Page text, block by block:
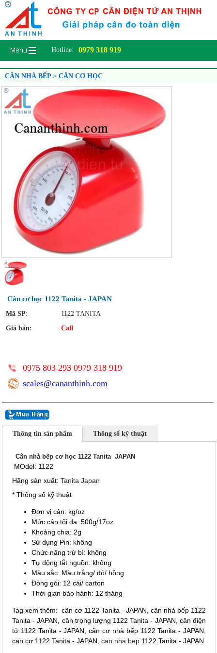
Hotline: 0979 318 919
CÂN NHÀ BẾP > CÂN CƠ HỌC
Cân cơ học 1122 Tanita - JAPAN
Mã SP:
1122 TANITA
Giá bán:
Call
0975 803 293 0979 318 919
scales@cananthinh.com
Thông tin sản phẩm Thông số kỹ thuật
Cân nhà bếp cơ học 1122 Tanita JAPAN
MOdel: 1122
Hãng sản xuất: Tanita Japan
* Thông số kỹ thuật
Đơn vị cân: kg/oz
Mức cân tối đa: 500g/17oz
Khoảng chia: 2g
Sử dụng Pin: không
Chức năng trừ bì: không
Tự động tắt nguồn: không
Màu sắc: Màu trắng/ đỏ/ hồng
Đóng gói: 12 cái/ carton
Thời gian bảo hành: 12 tháng
Tag xem thêm: cân cơ 1122 Tanita - JAPAN, cân nhà bếp 1122
Tanita - JAPAN, cân trọng lượng 1122 Tanita - JAPAN, cân điện
tử 1122 Tanita - JAPAN, cân cơ nhà bếp 1122 Tanita - JAPAN,
can cơ 1122 Tanita - JAPAN, can nha bep 1122 Tanita - JAPAN